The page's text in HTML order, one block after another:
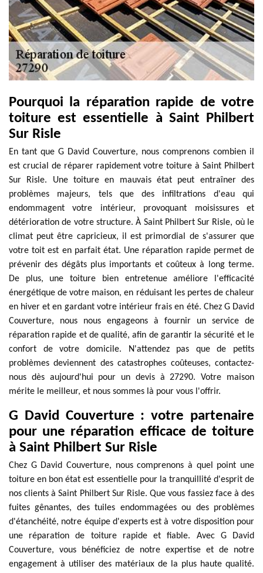
Pourquoi la réparation rapide de votre
toiture est essentielle à Saint Philbert
Sur Risle
En tant que G David Couverture, nous comprenons combien il
est crucial de réparer rapidement votre toiture à Saint Philbert
Sur Risle. Une toiture en mauvais état peut entraîner des
problèmes majeurs, tels que des infiltrations d'eau qui
endommagent votre intérieur, provoquant moisissures et
détérioration de votre structure. À Saint Philbert Sur Risle, où le
climat peut être capricieux, il est primordial de s'assurer que
votre toit est en parfait état. Une réparation rapide permet de
prévenir des dégâts plus importants et coûteux à long terme.
De plus, une toiture bien entretenue améliore l'efficacité
énergétique de votre maison, en réduisant les pertes de chaleur
en hiver et en gardant votre intérieur frais en été. Chez G David
Couverture, nous nous engageons à fournir un service de
réparation rapide et de qualité, afin de garantir la sécurité et le
confort de votre domicile. N'attendez pas que de petits
problèmes deviennent des catastrophes coûteuses, contactez-
nous dès aujourd'hui pour un devis à 27290. Votre maison
mérite le meilleur, et nous sommes là pour vous l'offrir.
G David Couverture : votre partenaire
pour une réparation efficace de toiture
à Saint Philbert Sur Risle
Chez G David Couverture, nous comprenons à quel point une
toiture en bon état est essentielle pour la tranquillité d'esprit de
nos clients à Saint Philbert Sur Risle. Que vous fassiez face à des
fuites gênantes, des tuiles endommagées ou des problèmes
d'étanchéité, notre équipe d'experts est à votre disposition pour
une réparation de toiture rapide et fiable. Avec G David
Couverture, vous bénéficiez de notre expertise et de notre
engagement à utiliser des matériaux de la plus haute qualité.